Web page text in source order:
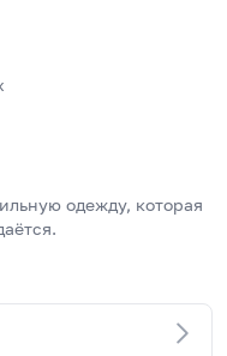
одежду, которая